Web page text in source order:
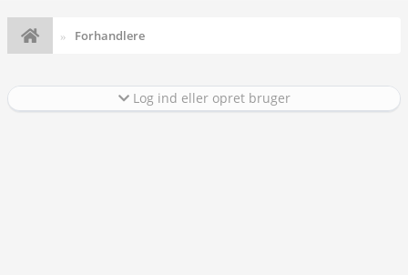
Forhandlere
Log ind eller opret bruger